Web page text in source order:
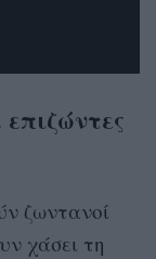
ζωντανοί
χάσει τη